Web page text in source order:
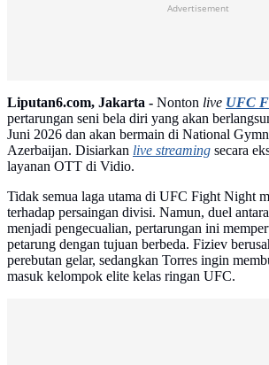
Advertisement
Liputan6.com, Jakarta - Nonton live UFC
pertarungan seni bela diri yang akan
Juni 2026 dan akan bermain di National
Azerbaijan. Disiarkan live streaming secara
layanan OTT di Vidio.
Tidak semua laga utama di UFC Fight Night
terhadap persaingan divisi. Namun, duel
menjadi pengecualian, pertarungan ini
petarung dengan tujuan berbeda. Fiziev
perebutan gelar, sedangkan Torres ingin
masuk kelompok elite kelas ringan UFC.